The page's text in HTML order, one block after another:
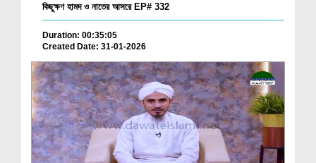
কিছুক্ষণ হামদ ও নাতের আসরে EP# 332
Duration: 00:35:05
Created Date: 31-01-2026